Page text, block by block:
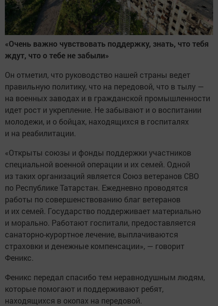
«Очень важно чувствовать поддержку, знать, что тебя
ждут, что о тебе не забыли»
Он отметил, что руководство нашей страны ведет
правильную политику, что на передовой, что в тылу —
на военных заводах и в гражданской промышленности
идет рост и укрепление. Не забывают и о воспитании
молодежи, и о бойцах, находящихся в госпиталях
и на реабилитации.
«Открыты союзы и фонды поддержки участников
специальной военной операции и их семей. Одной
из таких организаций является Союз ветеранов СВО
по Республике Татарстан. Ежедневно проводятся
работы по совершенствованию благ ветеранов
и их семей. Государство поддерживает материально
и морально. Работают госпитали, предоставляется
санаторно-курортное лечение, выплачиваются
страховки и денежные компенсации», — говорит
Феникс.
Феникс передал спасибо тем неравнодушным людям,
которые помогают и поддерживают ребят,
находящихся в окопах на передовой.